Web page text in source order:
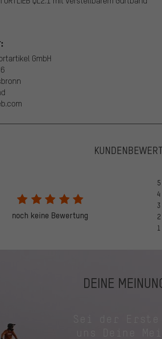
GmbH
noch keine Bewertung
5
4
3
2
1
DEINE